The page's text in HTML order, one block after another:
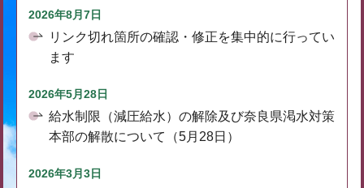
2026年8月7日
リンク切れ箇所の確認・修正を集中的に行ってい
ます
2026年5月28日
給水制限（減圧給水）の解除及び奈良県渇水対策
本部の解散について（5月28日）
2026年3月3日